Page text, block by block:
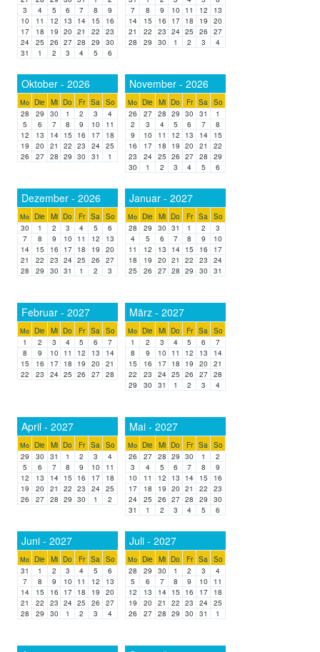
3
4 5 6 7 8
9
10
11 12 13 14 15
16
17
18 19 20 21 22
23
24
25 26 27 28 29
30
31
1 2 3 4 5 6
7
8 9 10 11 12
13
14
15 16 17 18 19
20
21
22 23 24 25 26
27
28
29 30 1 2 3 4
Oktober - 2026
Mo Die Mi Do Fr Sa So
28
29 30 1 2 3
4
5
6 7 8 9 10
11
12
13 14 15 16 17
18
19
20 21 22 23 24
25
26
27 28 29 30 31 1
November - 2026
Mo Die Mi Do Fr Sa So
26
27 28 29 30 31
1
2
3 4 5 6 7
8
9
10 11 12 13 14
15
16
17 18 19 20 21
22
23
24 25 26 27 28
29
30
1 2 3 4 5 6
Dezember - 2026
Mo Die Mi Do Fr Sa So
30
1 2 3 4 5
6
7
8 9 10 11 12
13
14
15 16 17 18 19
20
21
22 23 24 25 26
27
28
29 30 31 1 2 3
Januar - 2027
Mo Die Mi Do Fr Sa So
28
29 30 31 1 2
3
4
5 6 7 8 9
10
11
12 13 14 15 16
17
18
19 20 21 22 23
24
25
26 27 28 29 30 31
Februar - 2027
Mo Die Mi Do Fr Sa So
1
2 3 4 5 6
7
8
9 10 11 12 13
14
15
16 17 18 19 20
21
22
23 24 25 26 27 28
März - 2027
Mo Die Mi Do Fr Sa So
1
2 3 4 5 6
7
8
9 10 11 12 13
14
15
16 17 18 19 20
21
22
23 24 25 26 27
28
29
30 31 1 2 3 4
April - 2027
Mo Die Mi Do Fr Sa So
29
30 31 1 2 3
4
5
6 7 8 9 10
11
12
13 14 15 16 17
18
19
20 21 22 23 24
25
26
27 28 29 30 1 2
Mai - 2027
Mo Die Mi Do Fr Sa So
26
27 28 29 30 1
2
3
4 5 6 7 8
9
10
11 12 13 14 15
16
17
18 19 20 21 22
23
24
25 26 27 28 29
30
31
1 2 3 4 5 6
Juni - 2027
Mo Die Mi Do Fr Sa So
31
1 2 3 4 5
6
7
8 9 10 11 12
13
14
15 16 17 18 19
20
21
22 23 24 25 26
27
28
29 30 1 2 3 4
Juli - 2027
Mo Die Mi Do Fr Sa So
28
29 30 1 2 3
4
5
6 7 8 9 10
11
12
13 14 15 16 17
18
19
20 21 22 23 24
25
26
27 28 29 30 31 1